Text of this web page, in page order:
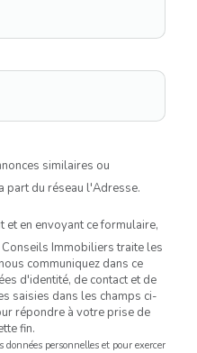
similaires ou
part du réseau l'Adresse.
et en envoyant ce formulaire,
Immobiliers traite les
communiquez dans ce
d'identité, de contact et de
saisies dans les champs ci-
répondre à votre prise de
fin.
personnelles et pour exercer